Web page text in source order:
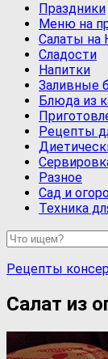
Праздники
Меню на
Салаты на
Сладости
Напитки
Заливные
Блюда из
Рецепты
Разное
Сад и
Техника
Рецепты
Салат из